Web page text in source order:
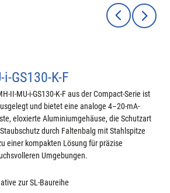
GS130-K-F
II-MU-i-GS130-K-F aus der Compact-Serie ist
und bietet eine analoge 4–20-mA-
eloxierte Aluminiumgehäuse, die Schutzart
durch Faltenbalg mit Stahlspitze
einer kompakten Lösung für präzise
Umgebungen.
zur SL-Baureihe